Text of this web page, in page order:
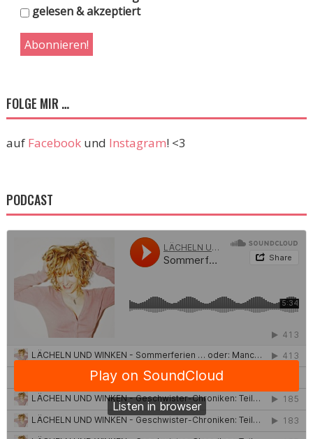
gelesen & akzeptiert
FOLGE MIR …
auf Facebookund Instagram! <3
PODCAST